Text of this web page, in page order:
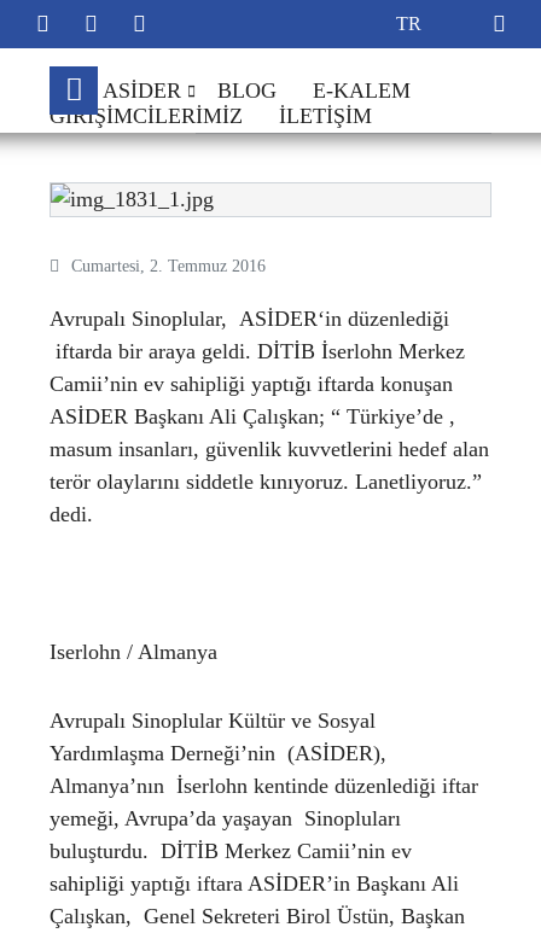
ASİDER
Hakkımızda
Yönetim Kurulu
Üye Kayıt Formu
BLOG
E-KALEM
GIRIŞIMCILERIMIZ
İLETIŞIM
Bu makaleyi paylaş
Cumartesi, 2. Temmuz 2016
Avrupalı Sinoplular, ASİDER‘in düzenlediği
iftarda bir araya geldi. DİTİB İserlohn Merkez
Camii’nin ev sahipliği yaptığı iftarda konuşan
ASİDER Başkanı Ali Çalışkan; “ Türkiye’de ,
masum insanları, güvenlik kuvvetlerini hedef alan
terör olaylarını siddetle kınıyoruz. Lanetliyoruz.”
dedi.
Iserlohn / Almanya
Avrupalı Sinoplular Kültür ve Sosyal
Yardımlaşma Derneği’nin (ASİDER),
Almanya’nın İserlohn kentinde düzenlediği iftar
yemeği, Avrupa’da yaşayan Sinopluları
buluşturdu. DİTİB Merkez Camii’nin ev
sahipliği yaptığı iftara ASİDER’in Başkanı Ali
Çalışkan, Genel Sekreteri Birol Üstün, Başkan